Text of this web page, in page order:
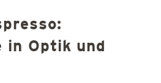
in Optik und